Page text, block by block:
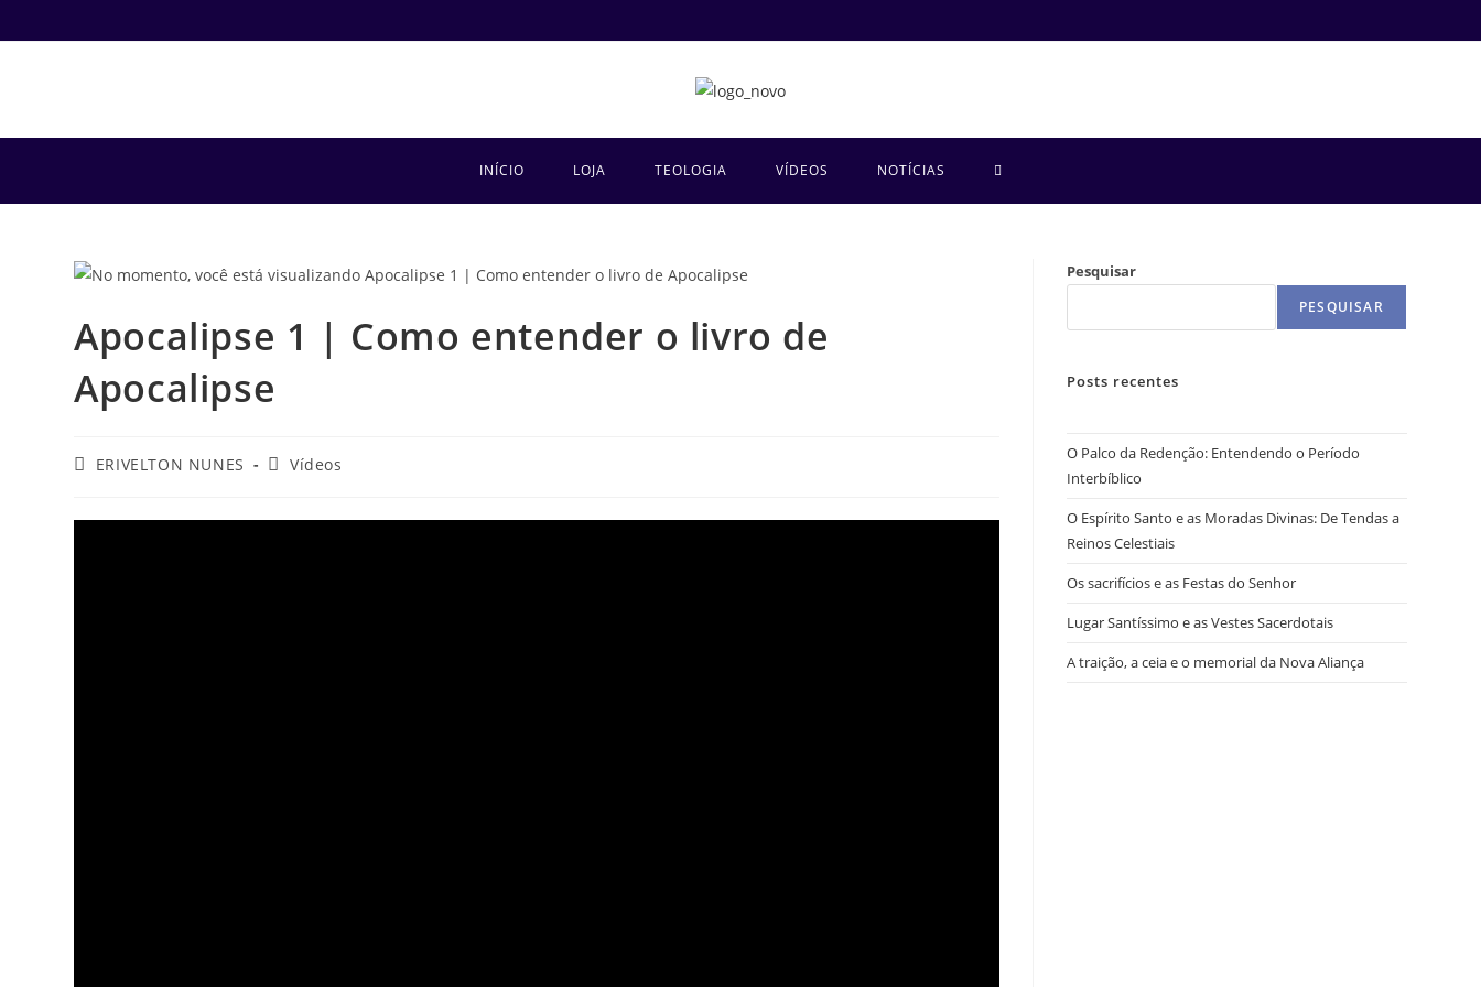
INÍCIO LOJA TEOLOGIA VÍDEOS NOTÍCIAS
Apocalipse 1 | Como entender o livro de
Apocalipse
ERIVELTON NUNES Vídeos
Pesquisar
PESQUISAR
Posts recentes
O Palco da Redenção: Entendendo o Período
Interbíblico
O Espírito Santo e as Moradas Divinas: De Tendas a
Reinos Celestiais
Os sacrifícios e as Festas do Senhor
Lugar Santíssimo e as Vestes Sacerdotais
A traição, a ceia e o memorial da Nova Aliança